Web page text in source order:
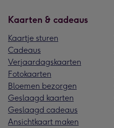
Kaarten & cadeaus
Kaartje sturen
Cadeaus
Verjaardagskaarten
Fotokaarten
Bloemen bezorgen
Geslaagd kaarten
Geslaagd cadeaus
Ansichtkaart maken